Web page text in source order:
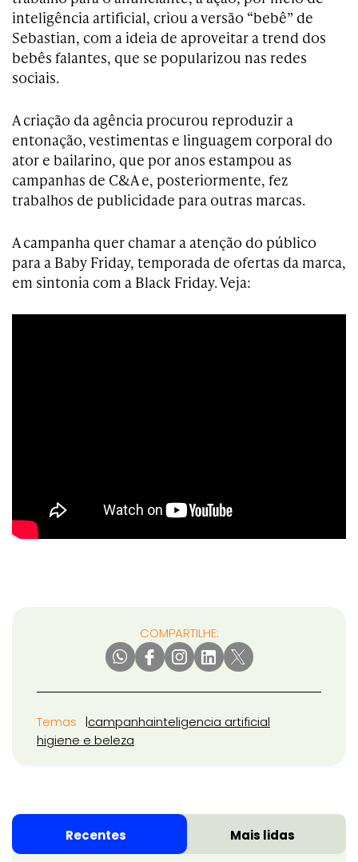
inteligência artificial, criou a versão “bebê” de
Sebastian, com a ideia de aproveitar a trend dos
bebês falantes, que se popularizou nas redes
sociais.
A criação da agência procurou reproduzir a
entonação, vestimentas e linguagem corporal do
ator e bailarino, que por anos estampou as
campanhas de C&A e, posteriormente, fez
trabalhos de publicidade para outras marcas.
A campanha quer chamar a atenção do público
para a Baby Friday, temporada de ofertas da marca,
em sintonia com a Black Friday. Veja:
COMPARTILHE:
Temas campanhainteligencia artificial
higiene e beleza
Recentes Mais lidas